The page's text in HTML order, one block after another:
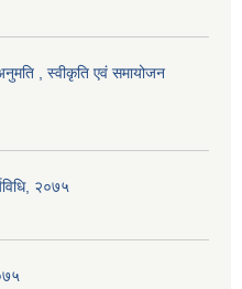
, स्वीकृति एवं समायोजन
२०७५